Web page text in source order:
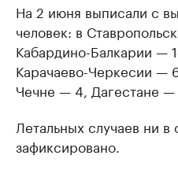
На 2 июня выписали с
человек: в
Кабардино-Балкарии —
Карачаево-Черкесии —
Чечне — 4, Дагестане —
Летальных случаев ни
зафиксировано.